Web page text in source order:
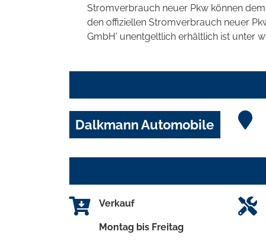
Stromverbrauch neuer Pkw können
den offiziellen Stromverbrauch neuer
GmbH' unentgeltlich erhältlich ist unter
Dalkmann Automobile
Verkauf
Montag bis Freitag